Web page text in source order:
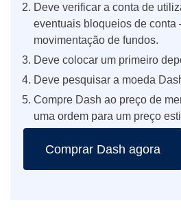
Deve verificar a conta de
eventuais bloqueios de conta
movimentação de fundos.
Deve colocar um primeiro
Deve pesquisar a moeda
Compre Dash ao preço de
uma ordem para um preço
Comprar Dash agora